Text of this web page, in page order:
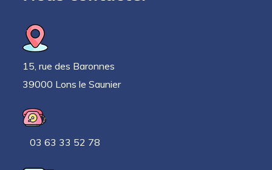
15, rue des Baronnes
39000 Lons le Saunier
03 63 33 52 78